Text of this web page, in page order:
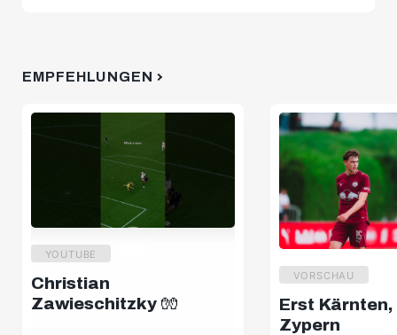
EMPFEHLUNGEN
YOUTUBE
Christian
Zawieschitzky 🧤
VORSCHAU
Erst Kärnten,
Zypern